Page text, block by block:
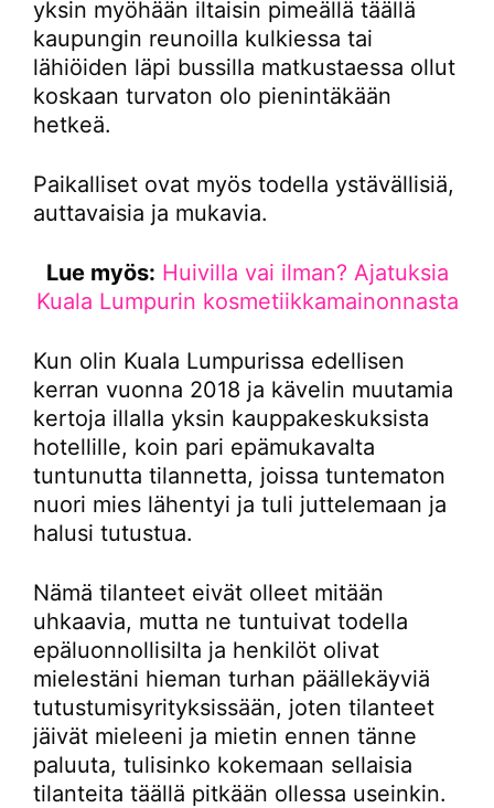
yksin myöhään iltaisin pimeällä täällä
kaupungin reunoilla kulkiessa tai
lähiöiden läpi bussilla matkustaessa ollut
koskaan turvaton olo pienintäkään
hetkeä.
Paikalliset ovat myös todella ystävällisiä,
auttavaisia ja mukavia.
Lue myös: Huivilla vai ilman? Ajatuksia
Kuala Lumpurin kosmetiikkamainonnasta
Kun olin Kuala Lumpurissa edellisen
kerran vuonna 2018 ja kävelin muutamia
kertoja illalla yksin kauppakeskuksista
hotellille, koin pari epämukavalta
tuntunutta tilannetta, joissa tuntematon
nuori mies lähentyi ja tuli juttelemaan ja
halusi tutustua.
Nämä tilanteet eivät olleet mitään
uhkaavia, mutta ne tuntuivat todella
epäluonnollisilta ja henkilöt olivat
mielestäni hieman turhan päällekäyviä
tutustumisyrityksissään, joten tilanteet
jäivät mieleeni ja mietin ennen tänne
paluuta, tulisinko kokemaan sellaisia
tilanteita täällä pitkään ollessa useinkin.